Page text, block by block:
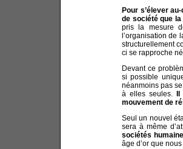
Pour s’élever
de société que
pris la mesure
l’organisation de
structurellement
ci se rapproche
Devant ce
si possible
néanmoins pas
à elles seules.
mouvement de
Seul un nouvel
sera à même
sociétés
âge d’or que